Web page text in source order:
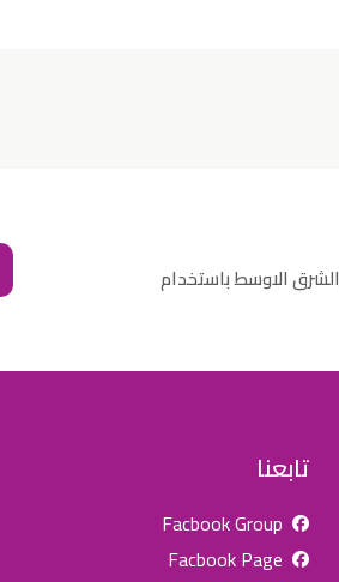
الاوسط باستخدام
تابعنا
Facbook Group
Facbook Page